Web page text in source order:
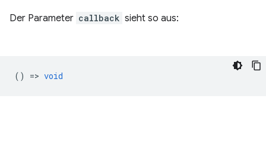
Der Parameter callback sieht so aus:
() => void